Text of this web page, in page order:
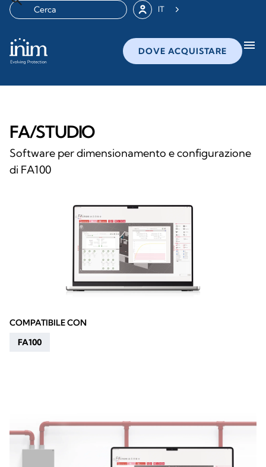
IT
DOVE ACQUISTARE menu
FA/STUDIO
Software per dimensionamento e configurazione
di FA100
COMPATIBILE CON
FA100